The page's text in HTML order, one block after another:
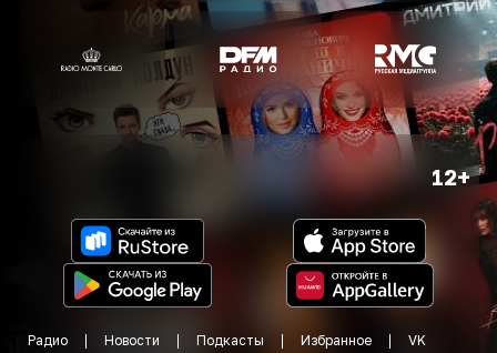
12+
Радио Новости Подкасты Избранное
VK